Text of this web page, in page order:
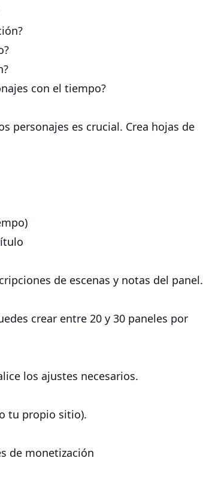
con el tiempo?
personajes es crucial. Crea hojas de
de escenas y notas del panel.
crear entre 20 y 30 paneles por
los ajustes necesarios.
tu propio sitio).
de monetización